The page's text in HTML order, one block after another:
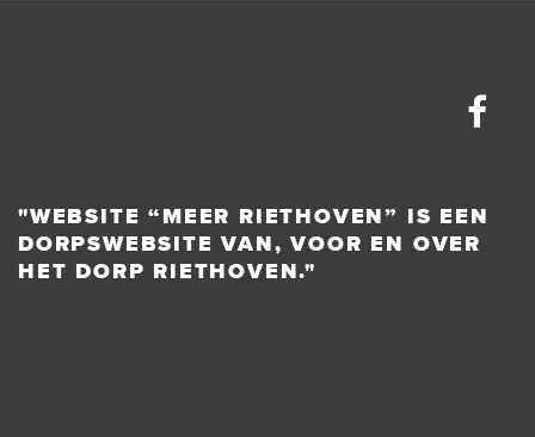
"WEBSITE “MEER RIETHOVEN” IS EEN
DORPSWEBSITE VAN, VOOR EN OVER
HET DORP RIETHOVEN."